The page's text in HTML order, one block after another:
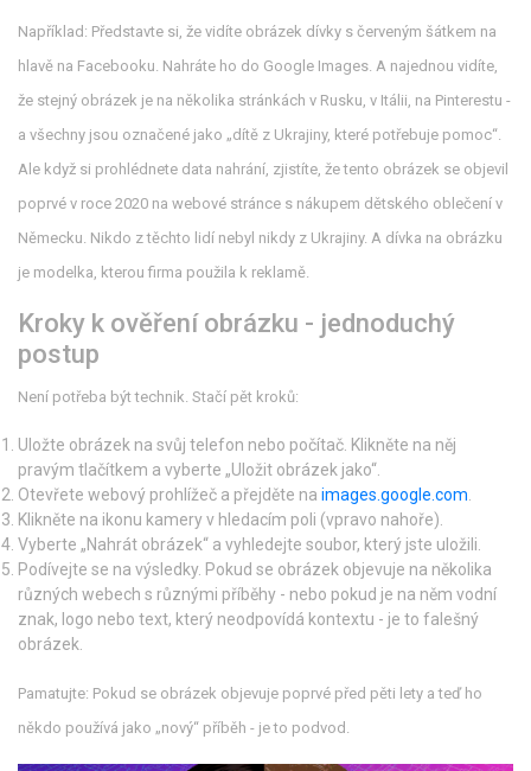
Například: Představte si, že vidíte obrázek dívky s červeným šátkem na
hlavě na Facebooku. Nahráte ho do Google Images. A najednou vidíte,
že stejný obrázek je na několika stránkách v Rusku, v Itálii, na Pinterestu -
a všechny jsou označené jako „dítě z Ukrajiny, které potřebuje pomoc“.
Ale když si prohlédnete data nahrání, zjistíte, že tento obrázek se objevil
poprvé v roce 2020 na webové stránce s nákupem dětského oblečení v
Německu. Nikdo z těchto lidí nebyl nikdy z Ukrajiny. A dívka na obrázku
je modelka, kterou firma použila k reklamě.
Kroky k ověření obrázku - jednoduchý
postup
Není potřeba být technik. Stačí pět kroků:
Uložte obrázek na svůj telefon nebo počítač. Klikněte na něj
pravým tlačítkem a vyberte „Uložit obrázek jako“.
Otevřete webový prohlížeč a přejděte na images.google.com
Klikněte na ikonu kamery v hledacím poli (vpravo nahoře).
Vyberte „Nahrát obrázek“ a vyhledejte soubor, který jste uložili.
Podívejte se na výsledky. Pokud se obrázek objevuje na několika
různých webech s různými příběhy - nebo pokud je na něm vodní
znak, logo nebo text, který neodpovídá kontextu - je to falešný
obrázek.
Pamatujte: Pokud se obrázek objevuje poprvé před pěti lety a teď ho
někdo používá jako „nový“ příběh - je to podvod.